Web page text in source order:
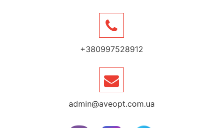
+380997528912
admin@aveopt.com.ua